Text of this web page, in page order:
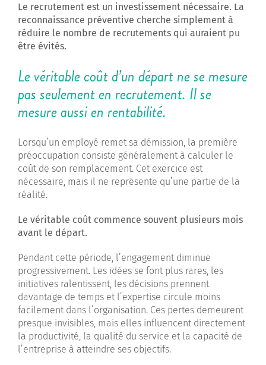
Le recrutement est un investissement nécessaire. La
reconnaissance préventive cherche simplement à
réduire le nombre de recrutements qui auraient pu
être évités.
Le véritable coût d’un départ ne se mesure
pas seulement en recrutement. Il se
mesure aussi en rentabilité.
Lorsqu’un employé remet sa démission, la première
préoccupation consiste généralement à calculer le
coût de son remplacement. Cet exercice est
nécessaire, mais il ne représente qu’une partie de la
réalité.
Le véritable coût commence souvent plusieurs mois
avant le départ.
Pendant cette période, l’engagement diminue
progressivement. Les idées se font plus rares, les
initiatives ralentissent, les décisions prennent
davantage de temps et l’expertise circule moins
facilement dans l’organisation. Ces pertes demeurent
presque invisibles, mais elles influencent directement
la productivité, la qualité du service et la capacité de
l’entreprise à atteindre ses objectifs.